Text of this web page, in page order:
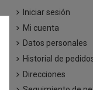
Iniciar sesión
Mi cuenta
Datos personales
Historial de
Direcciones